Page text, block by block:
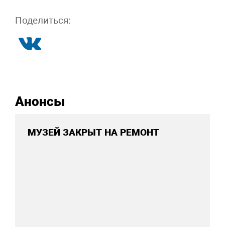
Поделиться:
Анонсы
МУЗЕЙ ЗАКРЫТ НА РЕМОНТ